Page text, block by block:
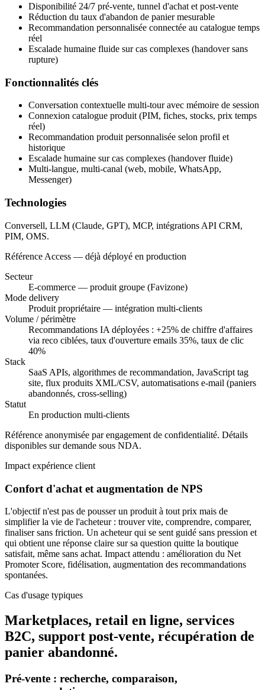
Disponibilité 24/7 pré-vente, tunnel d'achat et post-vente
Réduction du taux d'abandon de panier mesurable
Recommandation personnalisée connectée au catalogue temps
réel
Escalade humaine fluide sur cas complexes (handover sans
rupture)
Fonctionnalités clés
Conversation contextuelle multi-tour avec mémoire de session
Connexion catalogue produit (PIM, fiches, stocks, prix temps
réel)
Recommandation produit personnalisée selon profil et
historique
Escalade humaine sur cas complexes (handover fluide)
Multi-langue, multi-canal (web, mobile, WhatsApp,
Messenger)
Technologies
Conversell, LLM (Claude, GPT), MCP, intégrations API CRM,
PIM, OMS.
Référence Access — déjà déployé en production
Secteur
E-commerce — produit groupe (Favizone)
Mode delivery
Produit propriétaire — intégration multi-clients
Volume / périmètre
Recommandations IA déployées : +25% de chiffre d'affaires
via reco ciblées, taux d'ouverture emails 35%, taux de clic
40%
Stack
SaaS APIs, algorithmes de recommandation, JavaScript tag
site, flux produits XML/CSV, automatisations e-mail (paniers
abandonnés, cross-selling)
Statut
En production multi-clients
Référence anonymisée par engagement de confidentialité. Détails
disponibles sur demande sous NDA.
Impact expérience client
Confort d'achat et augmentation de NPS
L'objectif n'est pas de pousser un produit à tout prix mais de
simplifier la vie de l'acheteur : trouver vite, comprendre, comparer,
finaliser sans friction. Un acheteur qui se sent guidé sans pression et
qui obtient une réponse claire sur sa question quitte la boutique
satisfait, même sans achat. Impact attendu : amélioration du Net
Promoter Score, fidélisation, augmentation des recommandations
spontanées.
Cas d'usage typiques
Marketplaces, retail en ligne, services
B2C, support post-vente, récupération de
panier abandonné.
Pré-vente : recherche, comparaison,